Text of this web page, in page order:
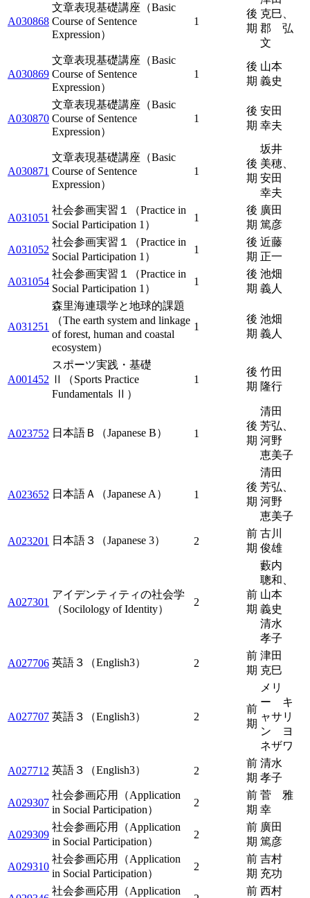
A030868
文章表現基礎講座（Basic
Course of Sentence
Expression）
1
後
期
克巳、
郡 弘
文
A030869
文章表現基礎講座（Basic
Course of Sentence
Expression）
1
後
期
山本
義史
A030870
文章表現基礎講座（Basic
Course of Sentence
Expression）
1
後
期
安田
幸夫
A030871
文章表現基礎講座（Basic
Course of Sentence
Expression）
1
後
期
坂井
美穂、
安田
幸夫
A031051
社会参画実習１（Practice in
Social Participation 1）
1
後
期
廣田
篤彦
A031052
社会参画実習１（Practice in
Social Participation 1）
1
後
期
近藤
正一
A031054
社会参画実習１（Practice in
Social Participation 1）
1
後
期
池畑
義人
A031251
森里海連環学と地球的課題
（The earth system and linkage
of forest, human and coastal
ecosystem）
1
後
期
池畑
義人
A001452
スポーツ実践・基礎
Ⅱ（Sports Practice
Fundamentals Ⅱ）
1
後
期
竹田
隆行
A023752 日本語Ｂ（Japanese B） 1
後
期
清田
芳弘、
河野
恵美子
A023652 日本語Ａ（Japanese A） 1
後
期
清田
芳弘、
河野
恵美子
A023201 日本語３（Japanese 3） 2
前
期
古川
俊雄
A027301
アイデンティティの社会学
（Socilology of Identity）
2
前
期
藪内
聰和、
山本
義史
清水
孝子
A027706 英語３（English3） 2
前
期
津田
克巳
A027707 英語３（English3） 2
前
期
メリ
ー キ
ャサリ
ン ヨ
ネザワ
A027712 英語３（English3） 2
前
期
清水
孝子
A029307
社会参画応用（Application
in Social Participation）
2
前
期
菅 雅
幸
A029309
社会参画応用（Application
in Social Participation）
2
前
期
廣田
篤彦
A029310
社会参画応用（Application
in Social Participation）
2
前
期
吉村
充功
社会参画応用（Application
前 西村